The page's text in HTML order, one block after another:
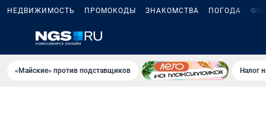
НЕДВИЖИМОСТЬ ПРОМОКОДЫ ЗНАКОМСТВА ПОГОДА
«Майские» против подставщиков Налог